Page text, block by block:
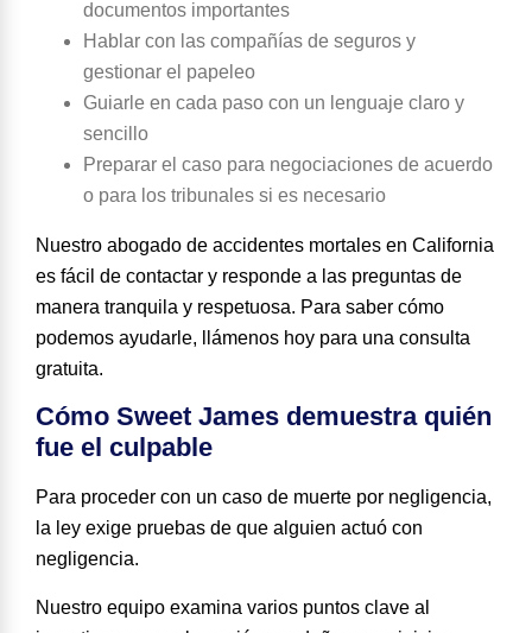
documentos importantes
Hablar con las compañías de seguros y
gestionar el papeleo
Guiarle en cada paso con un lenguaje claro y
sencillo
Preparar el caso para negociaciones de acuerdo
o para los tribunales si es necesario
Nuestro abogado de accidentes mortales en California
es fácil de contactar y responde a las preguntas de
manera tranquila y respetuosa. Para saber cómo
podemos ayudarle, llámenos hoy para una consulta
gratuita.
Cómo Sweet James demuestra quién
fue el culpable
Para proceder con un caso de muerte por negligencia,
la ley exige pruebas de que alguien actuó con
negligencia.
Nuestro equipo examina varios puntos clave al